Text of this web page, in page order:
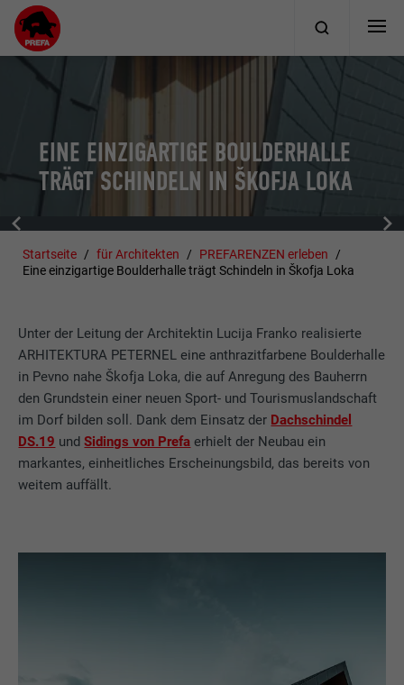
EINE EINZIGARTIGE BOULDERHALLE
TRÄGT SCHINDELN IN ŠKOFJA LOKA
Startseite für Architekten
PREFARENZEN erleben
Eine einzigartige Boulderhalle trägt Schindeln in Škofja Loka
Unter der Leitung der Architektin Lucija Franko realisierte
ARHITEKTURA PETERNEL eine anthrazitfarbene Boulderhalle
in Pevno nahe Škofja Loka, die auf Anregung des Bauherrn
den Grundstein einer neuen Sport- und Tourismuslandschaft
im Dorf bilden soll. Dank dem Einsatz der Dachschindel
DS.19 undSidings von Prefa erhielt der Neubau ein
markantes, einheitliches Erscheinungsbild, das bereits von
weitem auffällt.